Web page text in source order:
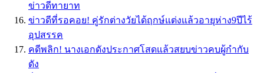
ข่าวดีทายาท
ข่าวดีที่รอคอย! คู่รักต่างวัยได้ฤกษ์แต่งแล้วอายุห่าง9ปีไร้
อุปสรรค
คดีพลิก! นางเอกดังประกาศโสดแล้วสยบข่าวคบผู้กำกับ
ดัง